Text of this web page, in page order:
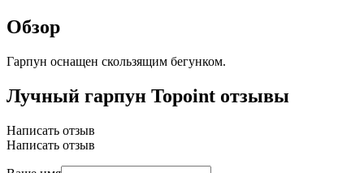
Обзор
Гарпун оснащен скользящим бегунком.
Лучный гарпун Topoint отзывы
Написать отзыв
Написать отзыв